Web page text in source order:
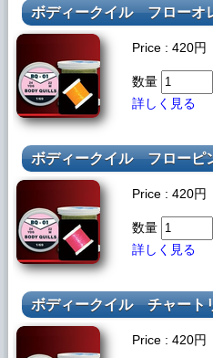
ボディークイルフローオ
Price : 420円
数量
詳しく見る
ボディークイルフローピ
Price : 420円
数量
詳しく見る
ボディークイルチャート
Price : 420円